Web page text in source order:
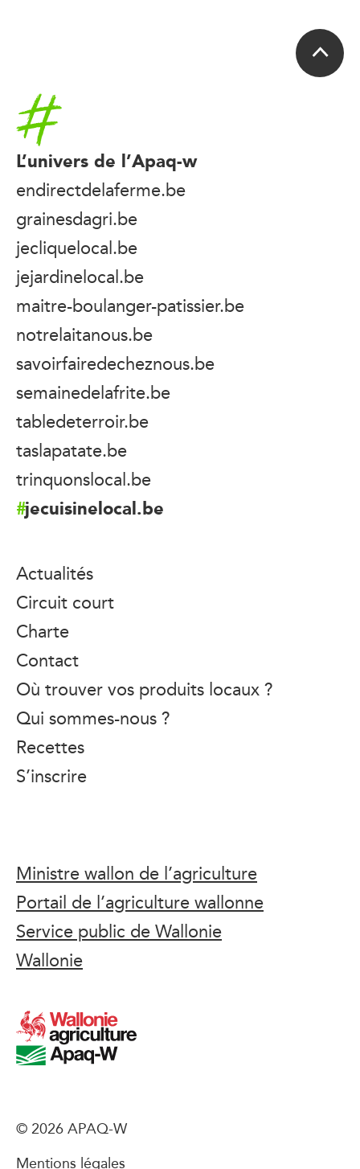
Accueil
L’univers de l’Apaq-w
endirectdelaferme.be
grainesdagri.be
jecliquelocal.be
jejardinelocal.be
maitre-boulanger-patissier.be
notrelaitanous.be
savoirfairedecheznous.be
semainedelafrite.be
tabledeterroir.be
taslapatate.be
trinquonslocal.be
jecuisinelocal.be
Actualités
Circuit court
Charte
Contact
Où trouver vos produits locaux ?
Qui sommes-nous ?
Recettes
S’inscrire
Ministre wallon de l’agriculture
Portail de l’agriculture wallonne
Service public de Wallonie
Wallonie
© 2026 APAQ-W
Mentions légales